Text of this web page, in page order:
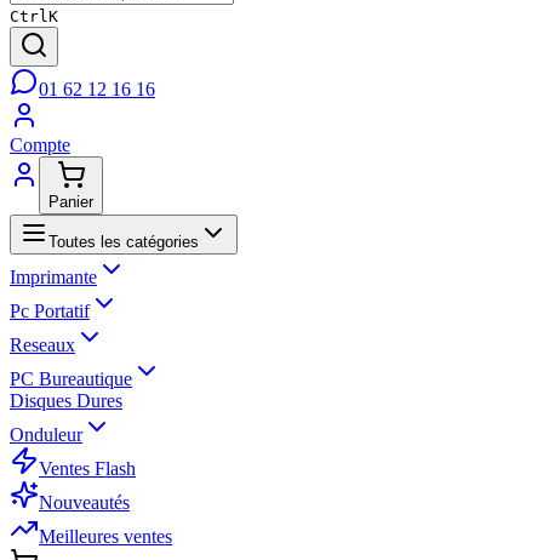
CtrlK
01 62 12 16 16
Compte
Panier
Toutes les catégories
Imprimante
Pc Portatif
Reseaux
PC Bureautique
Disques Dures
Onduleur
Ventes Flash
Nouveautés
Meilleures ventes